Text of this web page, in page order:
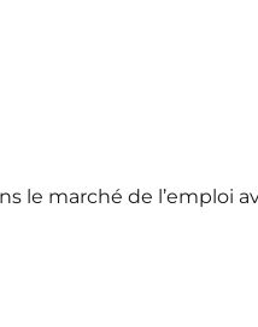
le marché de l’emploi